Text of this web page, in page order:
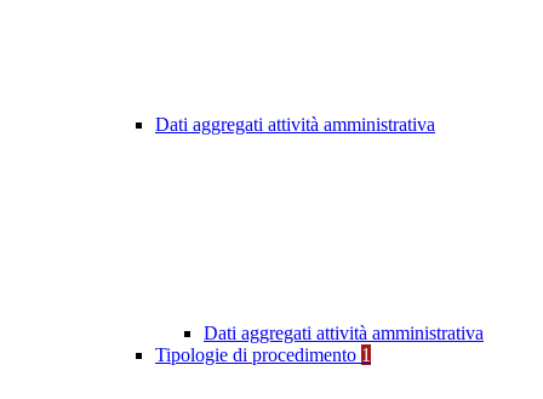
Dati aggregati attività amministrativa
Dati aggregati attività amministrativa
Tipologie di procedimento 1